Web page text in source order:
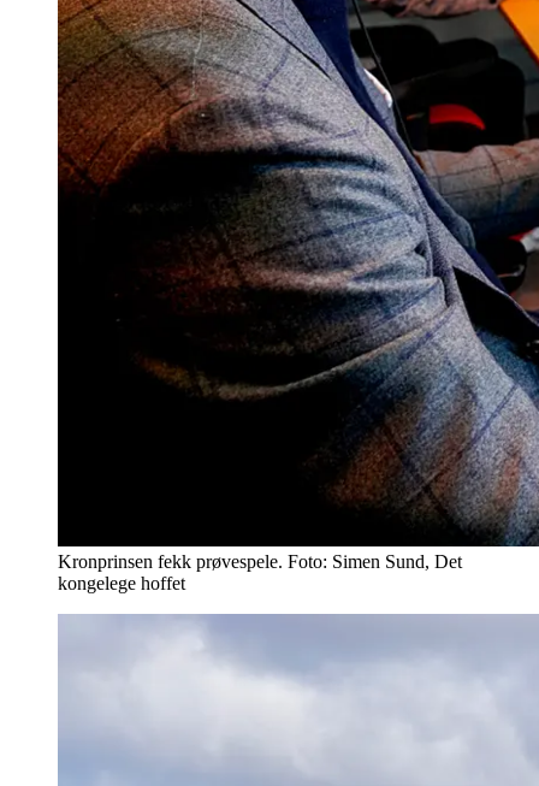
Kronprinsen fekk prøvespele. Foto: Simen Sund, Det
kongelege hoffet